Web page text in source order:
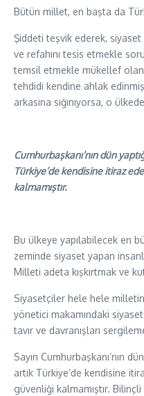
Bütün millet, en başta da
Şiddeti teşvik ederek,
ve refahını tesis etmekle
temsil etmekle mükellef olan
tehdidi kendine ahlak
arkasına sığınıyorsa, o
Cumhurbaşkanı’nın dün
Türkiye’de kendisine itiraz
kalmamıştır.
Bu ülkeye yapılabilecek en
zeminde siyaset yapan
Milleti adeta kışkırtmak ve
Siyasetçiler hele hele
yönetici makamındaki
tavır ve davranışları
Sayın Cumhurbaşkanı’nın
artık Türkiye’de kendisine
güvenliği kalmamıştır.